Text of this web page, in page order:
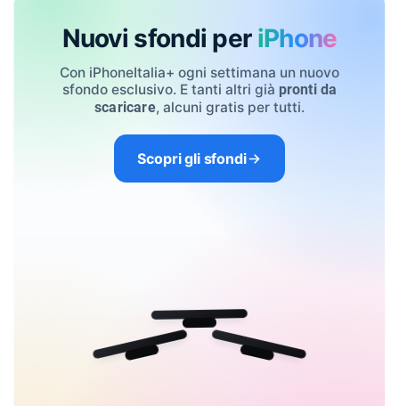
Nuovi sfondi per iPhone
Con iPhoneItalia+ ogni settimana un nuovo
sfondo esclusivo. E tanti altri già pronti da
scaricare, alcuni gratis per tutti.
Scopri gli sfondi